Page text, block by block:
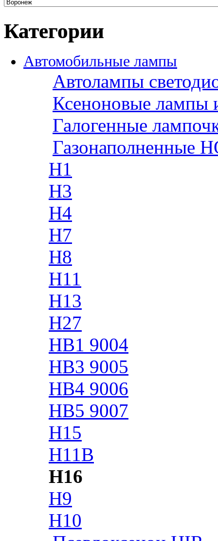
Категории
Автомобильные лампы
Автолампы
Ксеноновые лампы
Галогенные
Газонаполненные
H1
H3
H4
H7
H8
H11
H13
H27
HB1 9004
HB3 9005
HB4 9006
HB5 9007
H15
H11B
H16
H9
H10